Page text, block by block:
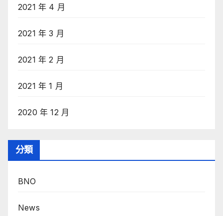
2021 年 4 月
2021 年 3 月
2021 年 2 月
2021 年 1 月
2020 年 12 月
分類
BNO
News